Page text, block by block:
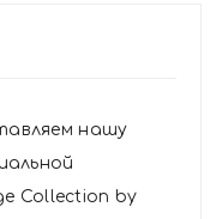
нашу
Collection by